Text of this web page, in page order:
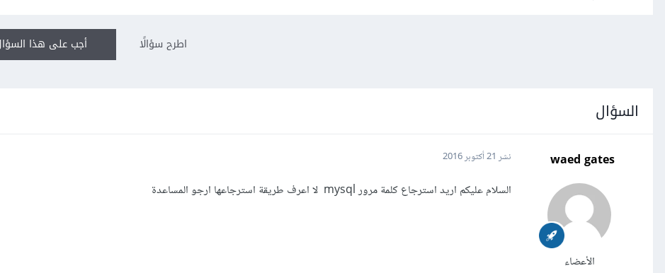
أجب على هذا اطرح سؤالًا
السؤال
waed gates
الأعضاء
نشر 21 أكتوبر 2016
السلام عليكم اريد استرجاع كلمة مرور mysql لا اعرف طريقة استرجاعها ارجو المساعدة